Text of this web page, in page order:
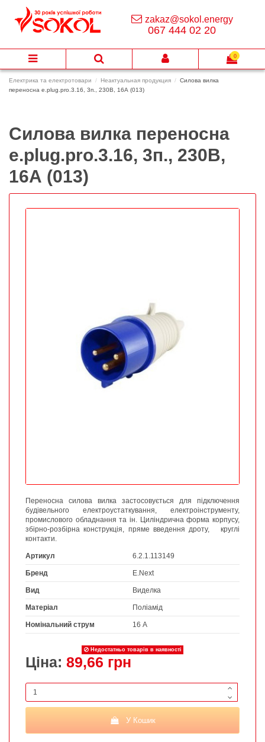
Електрика та електротовари Неактуальная продукция
Силова вилка
переносна e.plug.pro.3.16, 3п., 230В, 16А (013)
Силова вилка переносна
e.plug.pro.3.16, 3п., 230В,
16А (013)
Переносна силова вилка застосовується для підключення
будівельного електроустаткування, електроінструменту,
промислового обладнання та ін. Циліндрична форма корпусу,
збірно-розбірна конструкція, пряме введення дроту,
круглі
контакти.
Артикул 6.2.1.113149
Бренд E.Next
Вид Виделка
Матеріал Поліамід
Номінальний струм 16 А
Недостатньо товарів в наявності
Ціна: 89,66 грн
У Кошик
zakaz@sokol.energy
067 444 02 20
0